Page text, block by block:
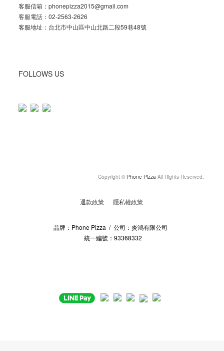
客服信箱：phonepizza2015@gmail.com
客服電話：02-2563-2626
客服地址：台北市中山區中山北路二段59巷48號
FOLLOWS US
Copyright © Phone Pizza All Rights Reserved.
退款政策 隱私權政策
品牌：Phone Pizza / 公司：炎鴻有限公司
統一編號：93368332